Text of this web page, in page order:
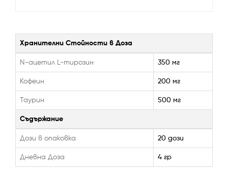
Хранителни Стойности в Доза
N-ацетил L-тирозин 350 мг
Кофеин 200 мг
Таурин 500 мг
Съдържание
Дози в опаковка 20 дози
Дневна Доза 4 гр